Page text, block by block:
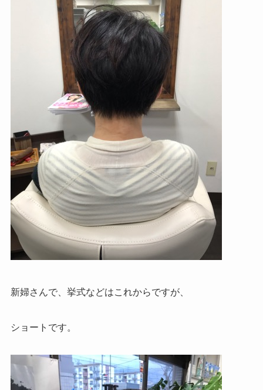
新婦さんで、挙式などはこれからですが、
ショートです。